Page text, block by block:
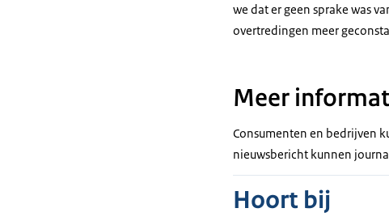
we dat er geen sprake was
overtredingen meer
Meer
Consumenten en bedrijven
nieuwsbericht kunnen
Hoort bij